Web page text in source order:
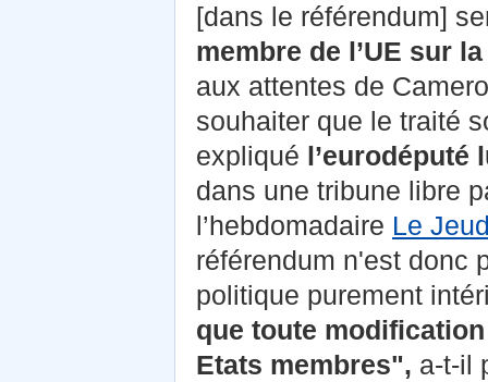
[dans le référendum]
membre de l’UE sur
aux attentes de
souhaiter que le traité
expliqué l’eurodéputé
dans une tribune libre
l’hebdomadaire Le
référendum n'est donc
politique purement
que toute
Etats membres", a-t-il